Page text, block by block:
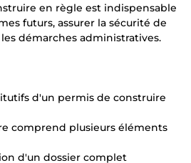
en règle est indispensable
futurs, assurer la sécurité de
démarches administratives.
d'un permis de construire
comprend plusieurs éléments
d'un dossier complet